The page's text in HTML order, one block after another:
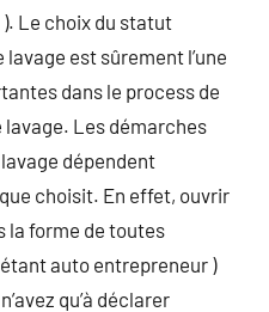
). Le choix du statut
est sûrement l’une
dans le process de
lavage. Les démarches
dépendent
choisit. En effet, ouvrir
la forme de toutes
auto entrepreneur )
qu’à déclarer